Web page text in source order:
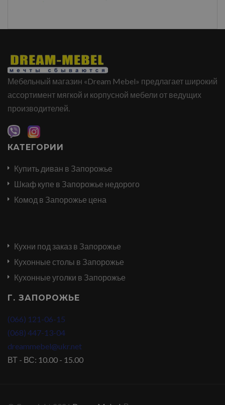
Мебельный магазин «Dream Mebel» предлагает широкий
ассортимент мягкой и корпусной мебели от ведущих
производителей.
КАТЕГОРИИ
Купить диван в Запорожье
Шкаф купе в Запорожье недорого
Комод в Запорожье цена
Кухни под заказ в Запорожье
Кухонные столы в Запорожье
Кухонные уголки в Запорожье
Г. ЗАПОРОЖЬЕ
(066) 121-06-15
(068) 447-13-04
dreammebel@ukr.net
ВТ - ВС: 10.00 - 15.00